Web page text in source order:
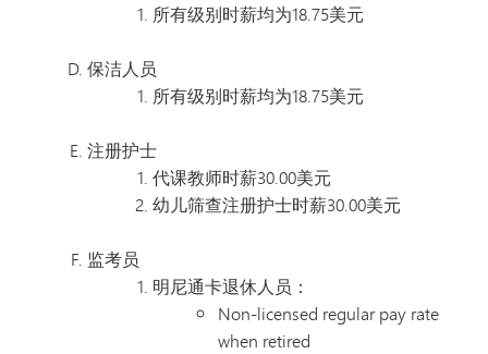
所有级别时薪均为18.75美元
保洁人员
所有级别时薪均为18.75美元
注册护士
代课教师时薪30.00美元
幼儿筛查注册护士时薪30.00美元
监考员
明尼通卡退休人员：
Non-licensed regular pay rate
when retired